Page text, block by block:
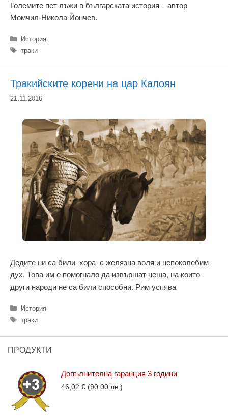
Големите пет лъжи в българската история – автор
Момчил-Никола Йончев.
Категории
История
Етикети
траки
Тракийските корени на цар Калоян
21.11.2016
Дедите ни са били хора с желязна воля и непоколебим
дух. Това им е помогнало да извършат неща, на които
други народи не са били способни. Рим успява
Категории
История
Етикети
траки
ПРОДУКТИ
Допълнителна гаранция 3 години
46,02 € (90.00 лв.)